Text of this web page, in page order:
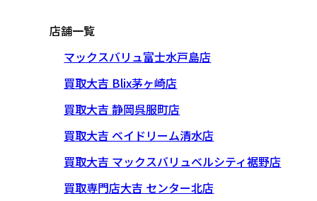
店舗一覧
マックスバリュ富士水戸島店
買取大吉 Blix茅ヶ崎店
買取大吉 静岡呉服町店
買取大吉 ベイドリーム清水店
買取大吉 マックスバリュベルシティ裾野店
買取専門店大吉 センター北店